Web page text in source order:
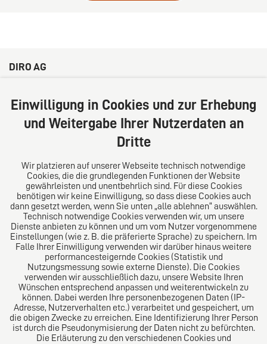
DIRO AG
20354 Hamburg
Deutschland
Tel: +49 (0) 40 41352231
Über uns
Das Kanzlei-Vertrauensnetzwerk. Aus Europa für die
Welt. Für den erfolgreichen Mittelstand.
Folgen Sie uns auf
Das europäische Kanzlei-Netzwerk
Einwilligung in Cookies und zur Erhebung
und Weitergabe Ihrer Nutzerdaten an
Dritte
Wir platzieren auf unserer Webseite technisch notwendige
Cookies, die die grundlegenden Funktionen der Website
gewährleisten und unentbehrlich sind. Für diese Cookies
benötigen wir keine Einwilligung, so dass diese Cookies auch
dann gesetzt werden, wenn Sie unten „alle ablehnen“ auswählen.
Technisch notwendige Cookies verwenden wir, um unsere
Dienste anbieten zu können und um vom Nutzer vorgenommene
Einstellungen (wie z. B. die präferierte Sprache) zu speichern. Im
Falle Ihrer Einwilligung verwenden wir darüber hinaus weitere
performancesteigernde Cookies (Statistik und
Nutzungsmessung sowie externe Dienste). Die Cookies
verwenden wir ausschließlich dazu, unsere Website Ihren
Wünschen entsprechend anpassen und weiterentwickeln zu
können. Dabei werden Ihre personenbezogenen Daten (IP-
Adresse, Nutzerverhalten etc.) verarbeitet und gespeichert, um
die obigen Zwecke zu erreichen. Eine Identifizierung Ihrer Person
ist durch die Pseudonymisierung der Daten nicht zu befürchten.
Die Erläuterung zu den verschiedenen Cookies und